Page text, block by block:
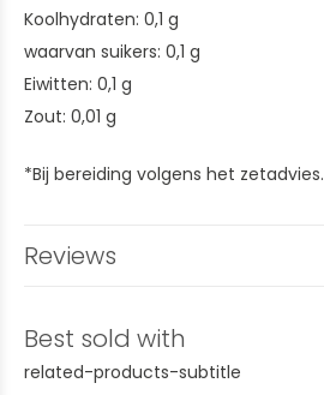
Koolhydraten: 0,1 g
waarvan suikers: 0,1 g
Eiwitten: 0,1 g
Zout: 0,01 g
*Bij bereiding volgens het zetadvies.
Reviews
Best sold with
related-products-subtitle